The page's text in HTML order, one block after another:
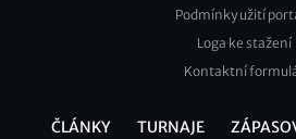
Podmínky užití
Loga ke stažení
Kontaktní
ČLÁNKY TURNAJE